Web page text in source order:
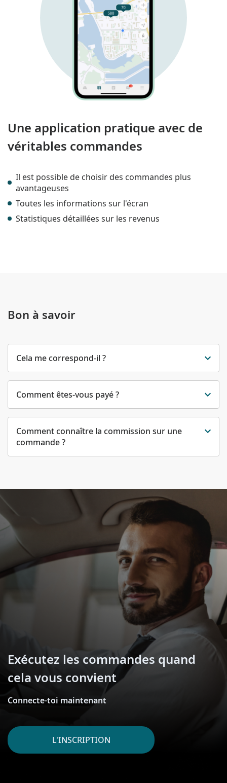
Une application pratique avec de
véritables commandes
Il est possible de choisir des commandes plus
avantageuses
Toutes les informations sur l'écran
Statistiques détaillées sur les revenus
Bon à savoir
Cela me correspond-il ?
Comment êtes-vous payé ?
Comment connaître la commission sur une
commande ?
Exécutez les commandes quand
cela vous convient
Connecte-toi maintenant
L'INSCRIPTION